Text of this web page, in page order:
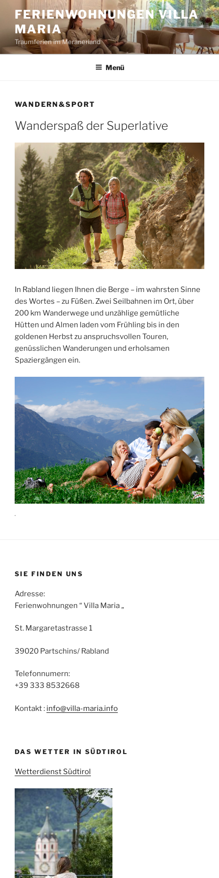
Inhalt
springen
FERIENWOHNUNGEN VILLA
MARIA
Traumferien im Meranerland
Menü
WANDERN&SPORT
Wanderspaß der Superlative
In Rabland liegen Ihnen die Berge – im wahrsten Sinne
des Wortes – zu Füßen. Zwei Seilbahnen im Ort, über
200 km Wanderwege und unzählige gemütliche
Hütten und Almen laden vom Frühling bis in den
goldenen Herbst zu anspruchsvollen Touren,
genüsslichen Wanderungen und erholsamen
Spaziergängen ein.
.
SIE FINDEN UNS
Adresse:
Ferienwohnungen “ Villa Maria „
St. Margaretastrasse 1
39020 Partschins/ Rabland
Telefonnumern:
+39 333 8532668
Kontakt : info@villa-maria.info
DAS WETTER IN SÜDTIROL
Wetterdienst Südtirol